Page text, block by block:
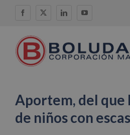
Facebook
X LinkedInYouTube
Aportem, del que
de niños con